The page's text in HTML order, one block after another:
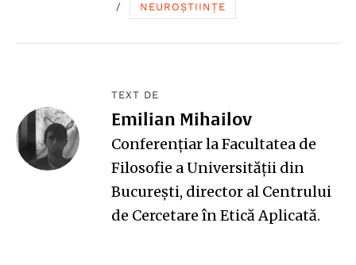
/ NEUROȘTIINȚE
TEXT DE
Emilian Mihailov
Conferențiar la Facultatea de
Filosofie a Universității din
București, director al Centrului
de Cercetare în Etică Aplicată.